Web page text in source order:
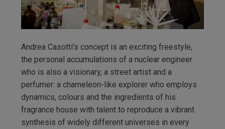
Andrea Casotti’s concept is an exciting freestyle,
the personal accumulations of a nuclear engineer
who is also a visionary, a street artist and a
perfumer: a chameleon-like explorer who employs
dynamics, colours and the ingredients of his
fragrance house with talent to reproduce a vibrant
synthesis of widely different universes in every